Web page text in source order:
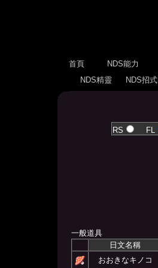
首頁 NDS能力
NDS精靈
NDS招式
RS FL
一般道具
日文名稱
おおきなキノコ